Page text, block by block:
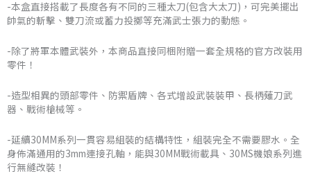
-本盒直接搭載了長度各有不同的三種太刀(包含大太刀)，可完美擺出
帥氣的斬擊、雙刀流或蓄力投擲等充滿武士張力的動態。
-除了將軍本體武裝外，本商品直接同梱附贈一套全規格的官方改裝用
零件！
-造型相異的頭部零件、防禦盾牌、各式增設武裝裝甲、長柄薙刀武
器、戰術槍械等。
-延續30MM系列一貫容易組裝的結構特性，組裝完全不需要膠水。全
身佈滿通用的3mm連接孔軸，能與30MM戰術載具、30MS機娘系列進
行無縫改裝！